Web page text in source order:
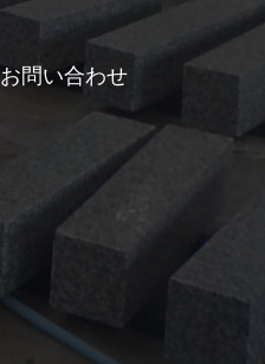
お問い合わせ